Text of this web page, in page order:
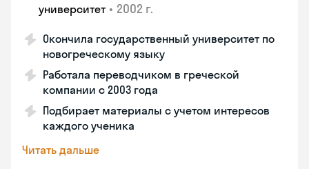
университет • 2002 г.
Окончила государственный университет по
новогреческому языку
Работала переводчиком в греческой
компании с 2003 года
Подбирает материалы с учетом интересов
каждого ученика
Читать дальше